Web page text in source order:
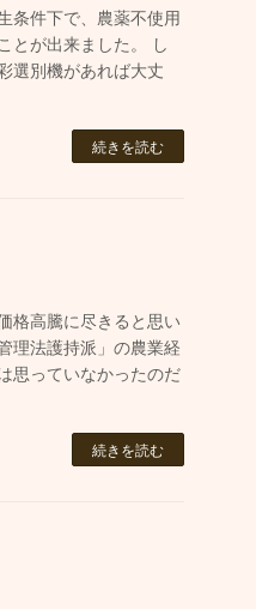
条件下で、農薬不使用
とが出来ました。 し
選別機があれば大丈
続きを読む
格高騰に尽きると思い
理法護持派」の農業経
思っていなかったのだ
続きを読む